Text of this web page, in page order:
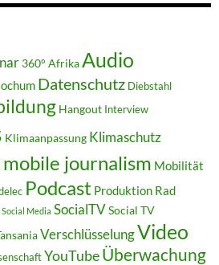
360° Afrika Audio
Datenschutz Diebstahl
Hangout Interview
Klimaanpassung Klimaschutz
mobile journalism Mobilität
Podcast Produktion Rad
Social Media SocialTVSocial TV
VerschlüsselungVideo
YouTubeÜberwachung